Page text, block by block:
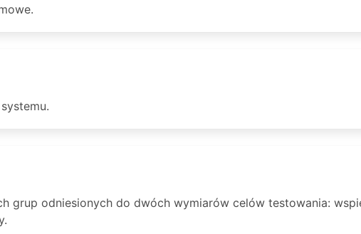
odniesionych do dwóch wymiarów celów testowania: